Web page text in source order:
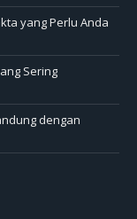
yang Perlu Anda
Sering
dengan